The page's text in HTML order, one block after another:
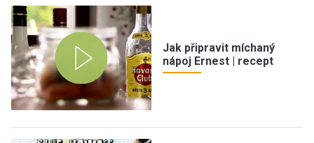
Jak připravit míchaný
nápoj Ernest | recept